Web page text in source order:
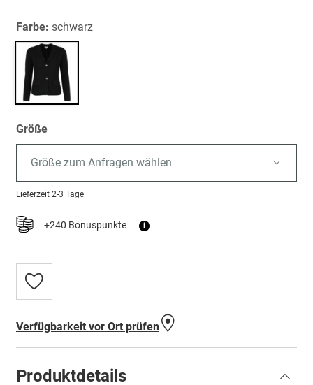
Farbe: schwarz
Größe
Größe zum Anfragen wählen
Lieferzeit 2-3 Tage
+240 Bonuspunkte i
Zur
Wunschliste
Verfügbarkeit vor Ort prüfen
Produktdetails